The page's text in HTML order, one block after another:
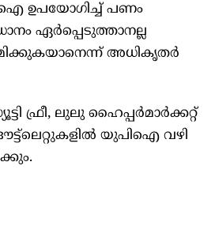
ഉപയോഗിച്ച് പണം
ഏര്‍പ്പെടുത്താനല്ല
അധികൃതര്‍
ഫ്രീ, ലുലു ഹൈപ്പര്‍മാര്‍ക്കറ്റ്
യുപിഐ വഴി